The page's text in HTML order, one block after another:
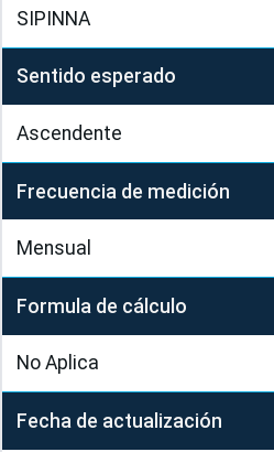
SIPINNA
Sentido esperado
Ascendente
Frecuencia de medición
Mensual
Formula de cálculo
No Aplica
Fecha de actualización